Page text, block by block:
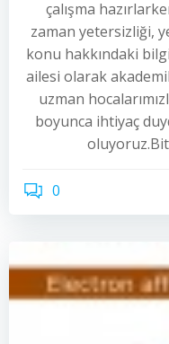
çalışma
zaman yetersizliği,
konu hakkındaki
ailesi olarak
uzman
boyunca ihtiyaç
0